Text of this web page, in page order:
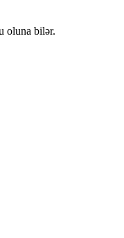
oluna bilər.